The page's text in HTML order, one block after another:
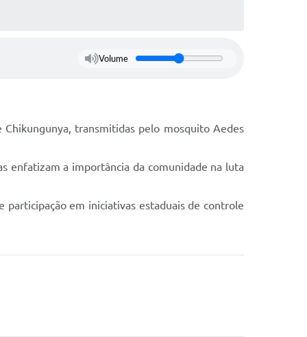
Volume
transmitidas pelo mosquito Aedes
enfatizam a importância da comunidade na luta
participação em iniciativas estaduais de controle